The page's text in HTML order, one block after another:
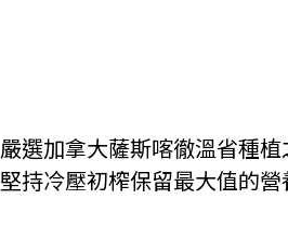
嚴選加拿大薩斯喀徹溫省種
堅持冷壓初榨保留最大值的